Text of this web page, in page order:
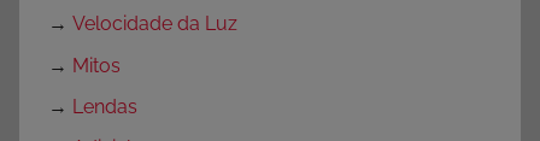
r→ Velocidade da Luz
→ Mitos
→ Lendas